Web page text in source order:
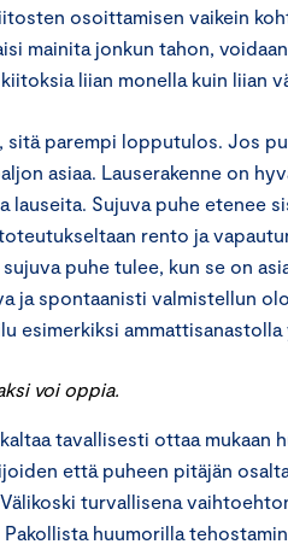
osoittamisen vaikein
mainita jonkun tahon,
liian monella kuin liian
sitä parempi lopputulos. Jos
asiaa. Lauserakenne on
lauseita. Sujuva puhe etenee
rento ja
puhe tulee, kun se on
ja spontaanisti valmistellun
esimerkiksi
voi oppia.
tavallisesti ottaa mukaan
että puheen pitäjän
turvallisena
huumorilla